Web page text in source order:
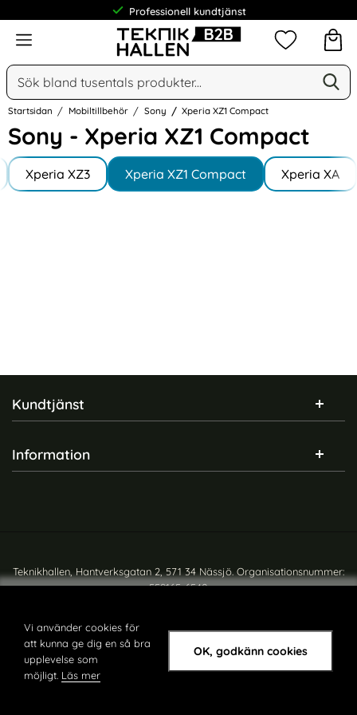
Vi använder cookies för
att kunna ge dig en så bra
upplevelse som
möjligt. Läs mer
OK, godkänn cookies
Professionell kundtjänst
Meny
Sök
Sök på Narse Group AB
Mina
Startsidan Mobiltillbehör Sony Xperia XZ1 Compact
Sony - Xperia XZ1 Compact
Hoppa
produkter
Underkategorier
Xperia XZ3 Xperia XZ1 Compact Xperia XA
Sidfot Blandad info och länkar
Kundtjänst
Information
Teknikhallen, Hantverksgatan 2, 571 34 Nässjö. Organisationsnummer:
559165-6540